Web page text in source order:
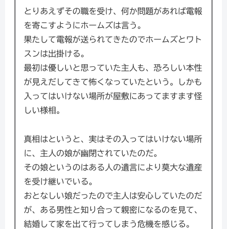
とりあえずその職を受け、何か問題があれば電報
を寄こすようにホームズは言う。
果たして電報が送られてきたのでホームズとワト
スンは出掛ける。
最初は優しいと思っていた主人も、恐ろしい本性
が見えだしてきて怖くなっていたという。しかも
入ってはいけない場所が屋敷にあってますます怪
しい様相。
真相はというと、実はその入ってはいけない場所
に、主人の娘が幽閉されていたのだ。
その娘というのはある人の遺言により莫大な遺産
を受け継いでいる。
おとなしい娘だったので主人は安心していたのだ
が、ある男性と知り合って親密になるのを見て、
結婚して家を出て行ってしまう危機を感じる。